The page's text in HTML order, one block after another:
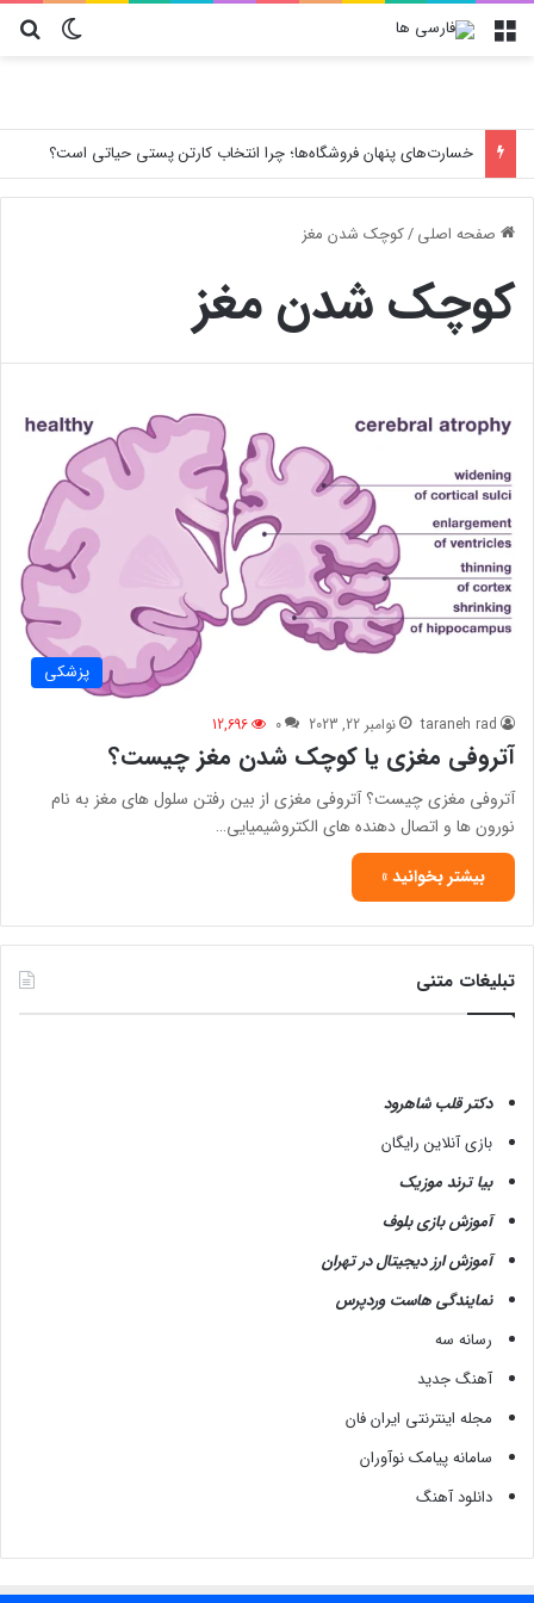
تغییر منو
خسارت‌های پنهان فروشگاه‌ها؛ چرا انتخاب کارتن پستی حیاتی است؟
صفحه اصلی/کوچک شدن مغز
کوچک شدن مغز
پزشکی
taraneh rad نوامبر 22, 2023 0
12,696
آتروفی مغزی یا کوچک شدن مغز چیست؟
آتروفی مغزی چیست؟ آتروفی مغزی از بین رفتن سلول های مغز به نام
نورون ها و اتصال دهنده های الکتروشیمیایی…
بیشتر بخوانید »
تبلیغات متنی
دکتر قلب شاهرود
بازی آنلاین رایگان
بیا ترند موزیک
آموزش بازی بلوف
آموزش ارز دیجیتال در تهران
نمایندگی هاست وردپرس
رسانه سه
آهنگ جدید
مجله اینترنتی ایران فان
سامانه پیامک نوآوران
دانلود آهنگ